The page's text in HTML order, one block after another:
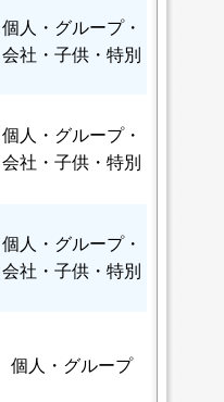
個人
・グループ・
会社・子供・特別
個人
・グループ・
会社・子供・特別
個人
・グループ・
会社・子供・特別
個人 ・グループ